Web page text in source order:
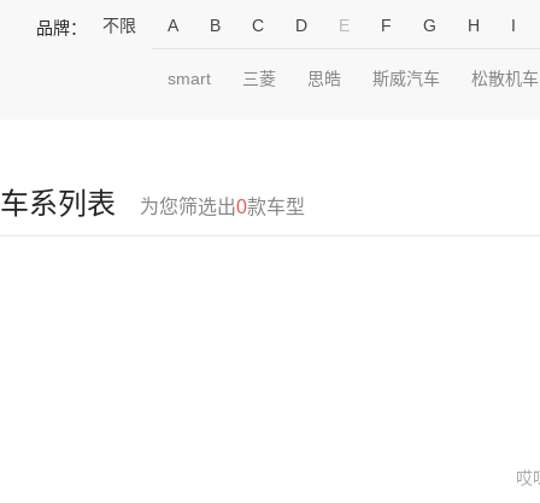
品牌： 不限 A B C D E F G H I
smart 三菱 思皓 斯威汽车 松散机车
车系列表 为您筛选出0款车型
哎